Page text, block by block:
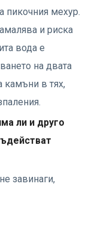
пикочния мехур.
и риска
вода е
на двата
камъни в тях,
ли и друго
завинаги,